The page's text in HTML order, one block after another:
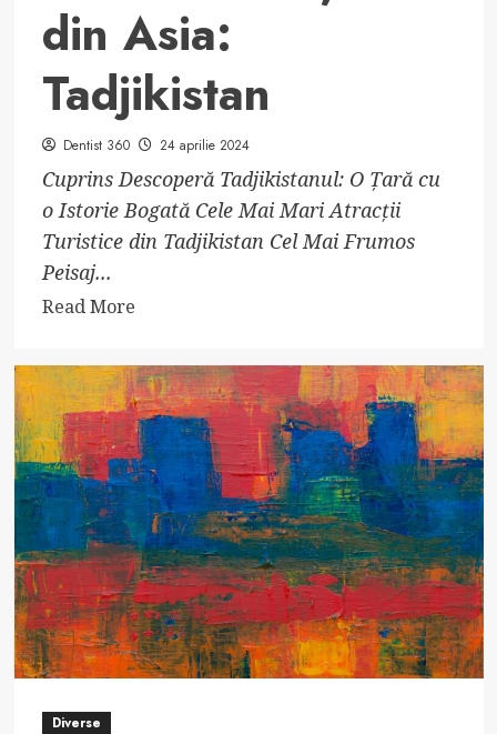
din Asia:
Tadjikistan
Dentist 360 24 aprilie 2024
Cuprins Descoperă Tadjikistanul: O Țară cu
o Istorie Bogată Cele Mai Mari Atracții
Turistice din Tadjikistan Cel Mai Frumos
Peisaj...
Read MoreRead
about
Descoperă
Secretul
Celei
Mai
Mysterioase
Țări
din
Asia:
Tadjikistan
Diverse